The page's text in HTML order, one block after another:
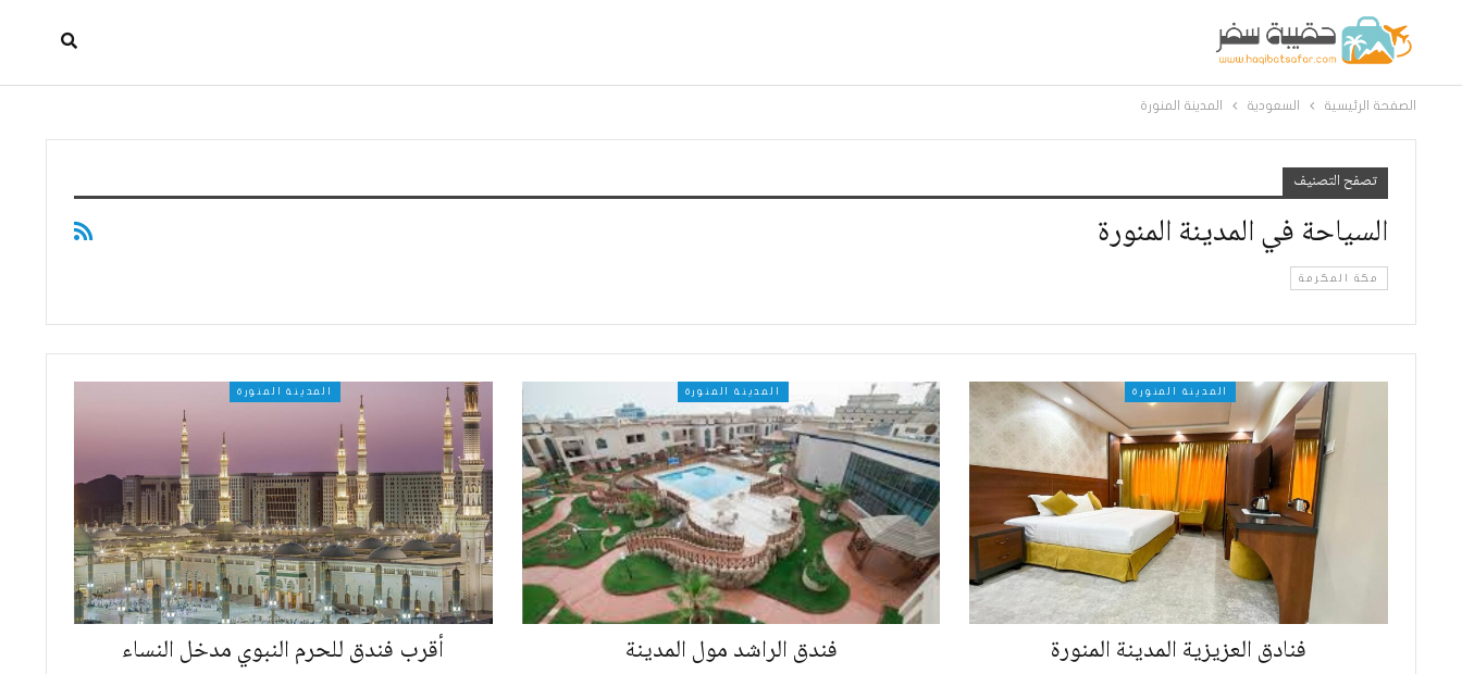
الصفحة الرئيسية السعودية المدينة المنورة
تصفح التصنيف
السياحة في المدينة المنورة
مكة المكرمة
المدينة المنورة
فنادق العزيزية المدينة المنورة
المدينة المنورة
فندق الراشد مول المدينة
المدينة المنورة
أقرب فندق للحرم النبوي مدخل النساء